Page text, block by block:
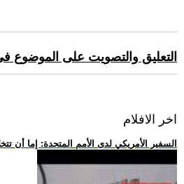
التعليق والتصويت على الموضوع
اخر الافلام
.. السفير الأمريكي لدى الأمم المتحدة: إما